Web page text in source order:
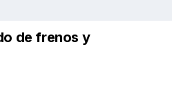
de frenos y